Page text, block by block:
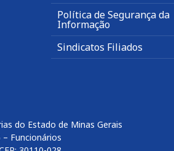
Política de Segurança da
Informação
Sindicatos Filiados
do Estado de Minas Gerais
Funcionários